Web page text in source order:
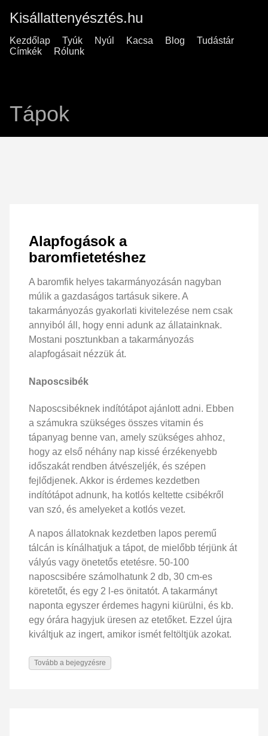
Kisállattenyésztés.hu
Kezdőlap Tyúk Nyúl Kacsa Blog
Tudástár
Címkék
Rólunk
Tápok
Alapfogások a
baromfietetéshez
A baromfik helyes takarmányozásán nagyban
múlik a gazdaságos tartásuk sikere. A
takarmányozás gyakorlati kivitelezése nem csak
annyiból áll, hogy enni adunk az állatainknak.
Mostani posztunkban a takarmányozás
alapfogásait nézzük át.
Naposcsibék
Naposcsibéknek indítótápot ajánlott adni. Ebben
a számukra szükséges összes vitamin és
tápanyag benne van, amely szükséges ahhoz,
hogy az első néhány nap kissé érzékenyebb
időszakát rendben átvészeljék, és szépen
fejlődjenek. Akkor is érdemes kezdetben
indítótápot adnunk, ha kotlós keltette csibékről
van szó, és amelyeket a kotlós vezet.
A napos állatoknak kezdetben lapos peremű
tálcán is kínálhatjuk a tápot, de mielőbb térjünk át
vályús vagy önetetős etetésre. 50-100
naposcsibére számolhatunk 2 db, 30 cm-es
köretetőt, és egy 2 l-es önitatót. A takarmányt
naponta egyszer érdemes hagyni kiürülni, és kb.
egy órára hagyjuk üresen az etetőket. Ezzel újra
kiváltjuk az ingert, amikor ismét feltöltjük azokat.
Tovább a bejegyzésre